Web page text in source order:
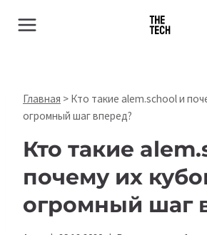
Главная > Кто такие alem.school и
огромный шаг вперед?
Кто такие
почему их
огромный шаг